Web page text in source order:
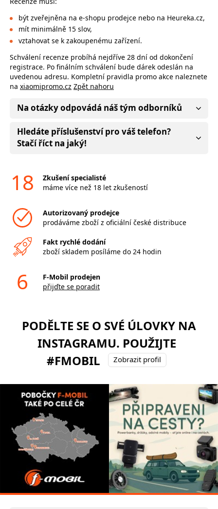
být zveřejněna na e-shopu prodejce nebo na Heureka.cz,
mít minimálně 15 slov,
vztahovat se k zakoupenému zařízení.
Schválení recenze probíhá nejdříve 28 dní od dokončení
registrace. Po finálním schválení bude dárek odeslán na
uvedenou adresu. Kompletní pravidla promo akce naleznete
na xiaomipromo.cz Zpět nahoru
Na otázky odpovádá náš tým odborníků
Hledáte příslušenství pro váš telefon?
Stačí říct na jaký!
18
Zkušení specialisté
máme více než 18 let zkušeností
Autorizovaný prodejce
prodáváme zboží z oficiální české distribuce
Fakt rychlé dodání
zboží skladem posíláme do 24 hodin
6
F-Mobil prodejen
přijďte se poradit
PODĚLTE SE O SVÉ ÚLOVKY NA
INSTAGRAMU. POUŽIJTE
#FMOBIL
Zobrazit profil